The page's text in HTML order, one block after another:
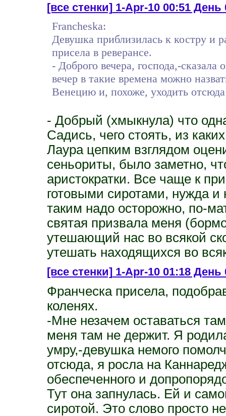
[все стенки]1-Apr-10 00:51 День
Francheska:
Девушка приблизилась к костру и
присела в реверансе.
- Доброго вечера, господа,-
вечер в такие времена можно
Венецию и, похоже, уходить отсюда
- Добрый (хмыкнула) что
Садись, чего стоять, из
Лаура цепким взглядом
сеньориты, было заметно,
аристократки. Все чаще к
готовыми сиротами, нужда и
таким надо осторожно, по-
святая призвала меня
утешающий нас во всякой
утешать находящихся во
[все стенки]1-Apr-10 01:18 День
Франческа присела,
коленях.
-Мне незачем оставаться
меня там не держит. Я
умру,-девушка немого
отсюда, я росла на
обеспеченного и
Тут она запнулась. Ей и
сиротой. Это слово просто